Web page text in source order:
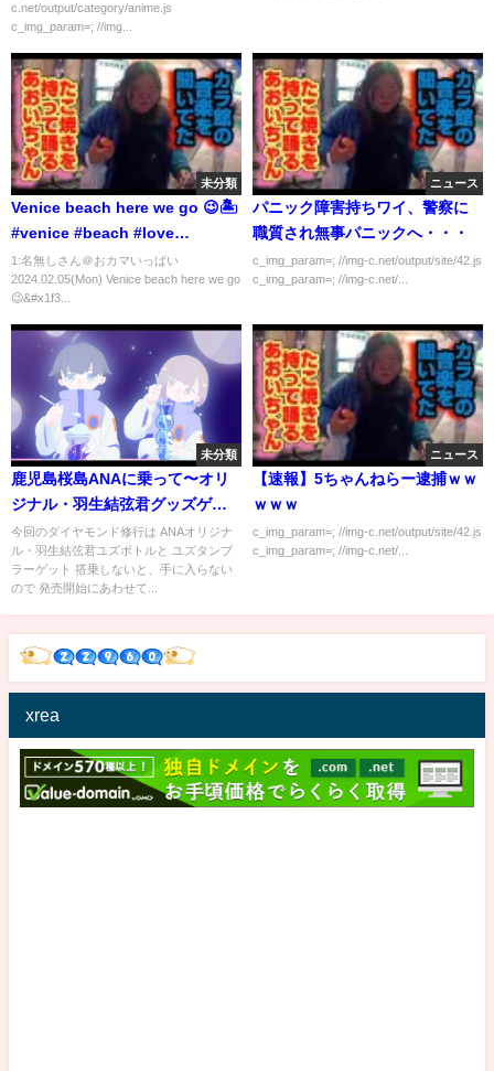
c.net/output/category/anime.js
c_img_param=; //img...
未分類
Venice beach here we go 😉🏝️
#venice #beach #love
#wonderful #gay
1:名無しさん＠おカマいっぱい
2024.02.05(Mon) Venice beach here we go
😉&#x1f3...
ニュース
パニック障害持ちワイ、警察に
職質され無事パニックへ・・・
c_img_param=; //img-c.net/output/site/42.js
c_img_param=; //img-c.net/...
未分類
鹿児島桜島ANAに乗って〜オリ
ジナル・羽生結弦君グッズゲッ
トだぜ〜
今回のダイヤモンド修行は ANAオリジナ
ル・羽生結弦君ユズボトルと ユズタンブ
ラーゲット 搭乗しないと、手に入らない
ので 発売開始にあわせて...
ニュース
【速報】5ちゃんねらー逮捕ｗｗ
ｗｗｗ
c_img_param=; //img-c.net/output/site/42.js
c_img_param=; //img-c.net/...
xrea